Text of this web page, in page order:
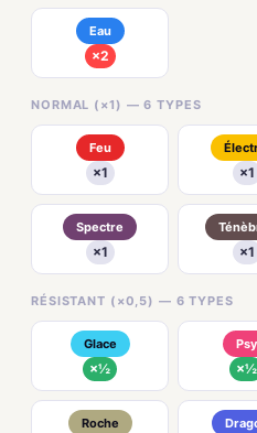
Eau
×2
NORMAL (×1) — 6 TYPES
Feu
×1 ×1
Spectre
×1 ×1
RÉSISTANT (×0,5) — 6 TYPES
Glace
×½
Psy
×½
Roche